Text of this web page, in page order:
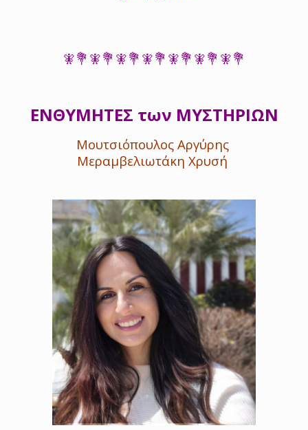
🧚💐🧚💐🧚💐🧚💐🧚💐🧚💐🧚💐
ΕΝΘΥΜΗΤΕΣ των ΜΥΣΤΗΡΙΩΝ
Μουτσιόπουλος Αργύρης
Μεραμβελιωτάκη Χρυσή